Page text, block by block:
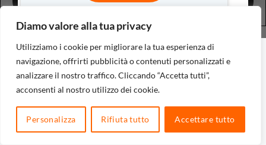
Diamo valore alla tua privacy
Utilizziamo i cookie per migliorare la tua esperienza di
navigazione, offrirti pubblicità o contenuti personalizzati e
analizzare il nostro traffico. Cliccando “Accetta tutti”,
acconsenti al nostro utilizzo dei cookie.
Personalizza Rifiuta tutto Accettare tutto